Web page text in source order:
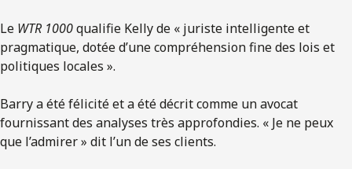
Le WTR 1000qualifie Kelly de « juriste intelligente et
pragmatique, dotée d’une compréhension fine des lois et
politiques locales ».
Barry a été félicité et a été décrit comme un avocat
fournissant des analyses très approfondies. « Je ne peux
que l’admirer » dit l’un de ses clients.